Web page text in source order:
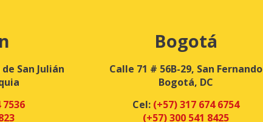
San Julián
7536
Bogotá
Calle 71 # 56B-29, San Fernando
Bogotá, DC
Cel: (+57) 317 674 6754
(+57) 300 541 8425